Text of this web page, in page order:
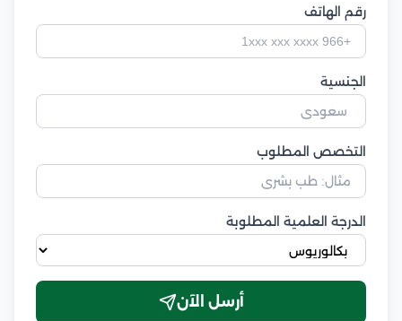
رقم الهاتف
الجنسية
التخصص المطلوب
الدرجة العلمية المطلوبة
أرسل الآن